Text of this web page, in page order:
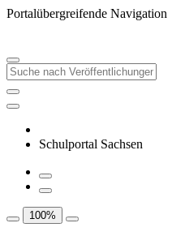
Portalübergreifende Navigation
Schulportal Sachsen
100%